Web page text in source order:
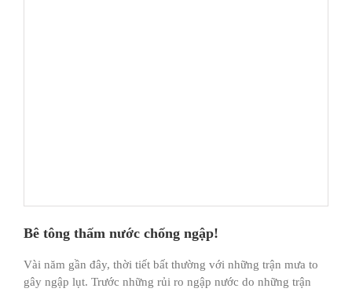
Bê tông thấm nước chống ngập!
Vài năm gần đây, thời tiết bất thường với những trận mưa to
gây ngập lụt. Trước những rủi ro ngập nước do những trận